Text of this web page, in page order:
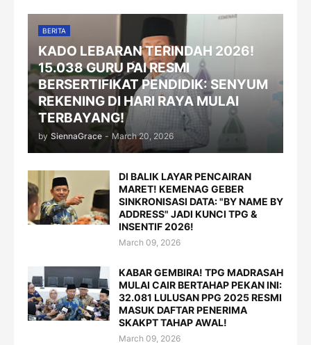
BERITA
KADO LEBARAN TERINDAH 2026!
15.038 GURU PAI RESMI
BERSERTIFIKAT PENDIDIK: SENYUM
REKENING DI HARI RAYA MULAI
TERBAYANG!
by SiennaGrace - March 20, 2026
DI BALIK LAYAR PENCAIRAN
MARET! KEMENAG GEBER
SINKRONISASI DATA: "BY NAME BY
ADDRESS" JADI KUNCI TPG &
INSENTIF 2026!
March 09, 2026
KABAR GEMBIRA! TPG MADRASAH
MULAI CAIR BERTAHAP PEKAN INI:
32.081 LULUSAN PPG 2025 RESMI
MASUK DAFTAR PENERIMA
SKAKPT TAHAP AWAL!
March 09, 2026